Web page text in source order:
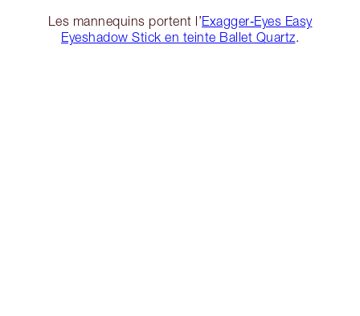
Les mannequins portent l’Exagger‑Eyes Easy
Eyeshadow Stick en teinte Ballet Quartz.